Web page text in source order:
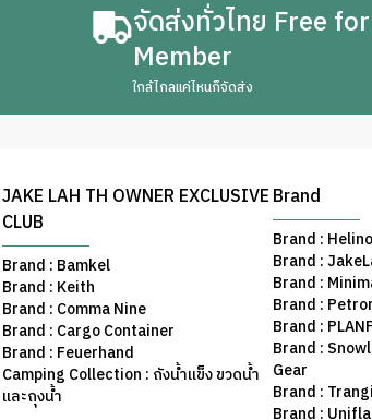
จัดส่งทั่วไทย Free for
Member
ใกล้ไกลแค่ไหนก็จัดส่ง
JAKE LAH TH OWNER EXCLUSIVE
CLUB
Brand : Bamkel
Brand : Keith
Brand : Comma Nine
Brand : Cargo Container
Brand : Feuerhand
Camping Collection : ถังน้ำแข็ง ขวดน้ำ
และถุงน้ำ
Brand
Brand :
Brand :
Brand :
Brand :
Brand :
Brand :
Gear
Brand :
Brand :